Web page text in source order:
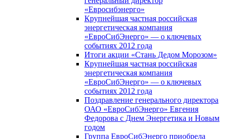
«Евросибэнерго»
Крупнейшая частная российская
энергетическая компания
«ЕвроСибЭнерго» — о ключевых
событиях 2012 года
Итоги акции «Стань Дедом Морозом»
Крупнейшая частная российская
энергетическая компания
«ЕвроСибЭнерго» — о ключевых
событиях 2012 года
Поздравление генерального директора
ОАО «ЕвроСибЭнерго» Евгения
Федорова с Днем Энергетика и Новым
годом
Группа ЕвроСибЭнерго приобрела